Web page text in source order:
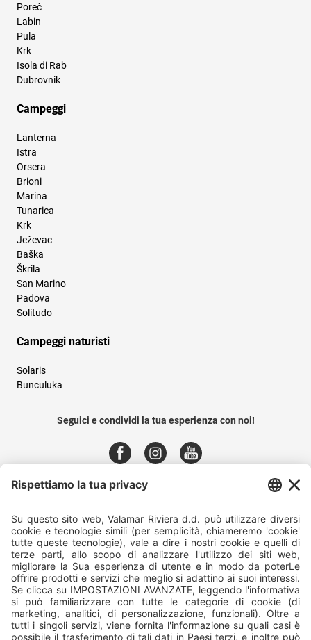
Poreč
Labin
Pula
Krk
Isola di Rab
Dubrovnik
Campeggi
Lanterna
Istra
Orsera
Brioni
Marina
Tunarica
Krk
Ježevac
Baška
Škrila
San Marino
Padova
Solitudo
Campeggi naturisti
Solaris
Bunculuka
Seguici e condividi la tua esperienza con noi!